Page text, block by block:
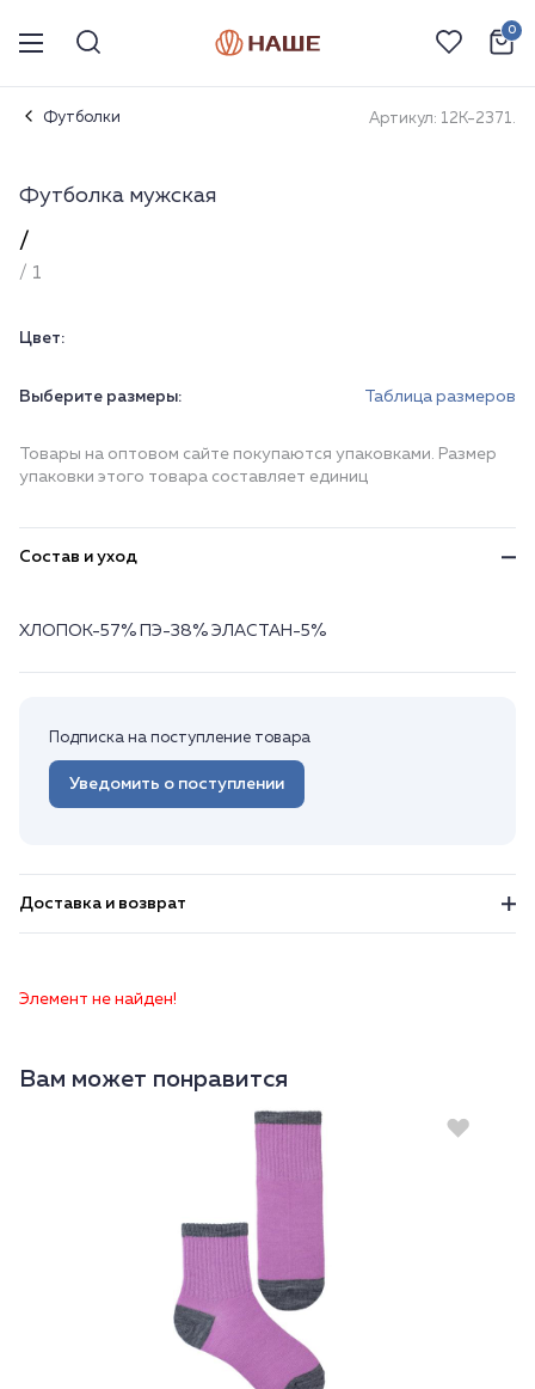
0
Футболки Артикул: 12К-2371.
Футболка мужская
/
/ 1
Цвет:
Выберите размеры: Таблица размеров
Товары на оптовом сайте покупаются упаковками. Размер
упаковки этого товара составляет единиц
Состав и уход
ХЛОПОК-57% ПЭ-38% ЭЛАСТАН-5%
Подписка на поступление товара
Уведомить о поступлении
Доставка и возврат
Элемент не найден!
Вам может понравится